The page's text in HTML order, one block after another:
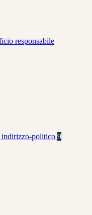
responsabile
indirizzo-politico 9